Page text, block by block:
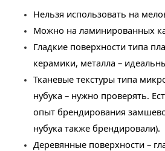
Нельзя использовать на
Можно на ламинированных
Гладкие поверхности типа
керамики, металла –
Тканевые текстуры типа
нубука – нужно проверять.
опыт брендирования
нубука также брендировали).
Деревянные поверхности –